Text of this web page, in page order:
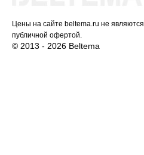
Цены на сайте beltema.ru не являются
публичной офертой.
© 2013 - 2026 Beltema